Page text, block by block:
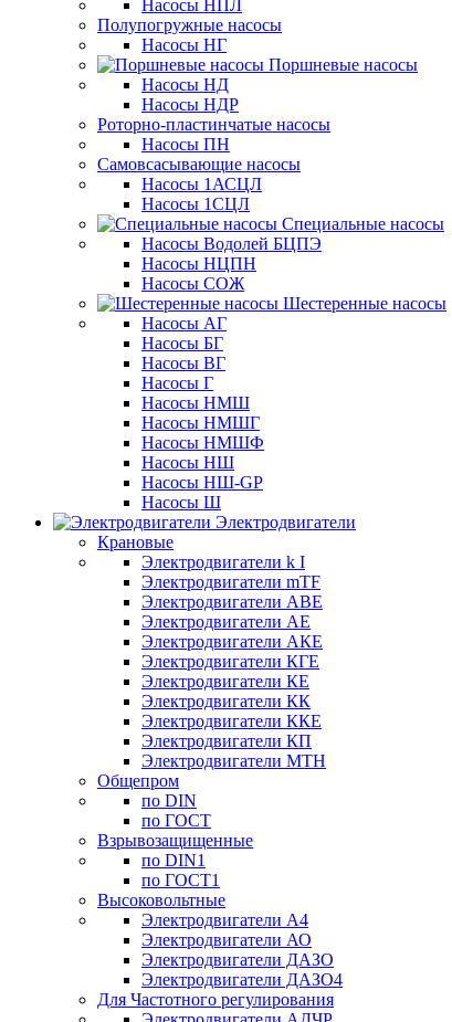
Насосы НПЛ
Полупогружные насосы
Насосы НГ
Поршневые насосы
Насосы НД
Насосы НДР
Роторно-пластинчатые насосы
Насосы ПН
Самовсасывающие насосы
Насосы 1АСЦЛ
Насосы 1СЦЛ
Специальные насосы
Насосы Водолей БЦПЭ
Насосы НЦПН
Насосы СОЖ
Шестеренные насосы
Насосы АГ
Насосы БГ
Насосы ВГ
Насосы Г
Насосы НМШ
Насосы НМШГ
Насосы НМШФ
Насосы НШ
Насосы НШ-GP
Насосы Ш
Электродвигатели
Крановые
Электродвигатели k I
Электродвигатели mTF
Электродвигатели АВЕ
Электродвигатели АЕ
Электродвигатели АКЕ
Электродвигатели КГЕ
Электродвигатели КЕ
Электродвигатели КК
Электродвигатели ККЕ
Электродвигатели КП
Электродвигатели МТН
Общепром
по DIN
по ГОСТ
Взрывозащищенные
по DIN1
по ГОСТ1
Высоковольтные
Электродвигатели А4
Электродвигатели АО
Электродвигатели ДАЗО
Электродвигатели ДАЗО4
Для Частотного регулирования